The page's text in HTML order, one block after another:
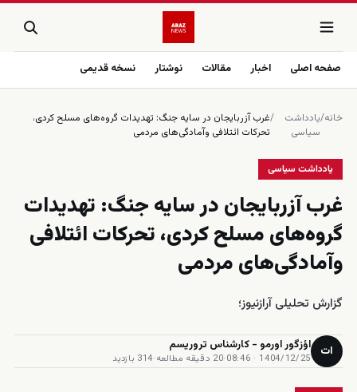
صفحه اصلی اخبار مقالات نوشتار نسخه قدیمی
خانه/یادداشت
سیاسی
/غرب آزربایجان در سایه جنگ: تهدیدات گروه‌های مسلح کردی،
تحرکات ائتلافی وآمادگی‌های مردمی
یادداشت سیاسی
غرب آزربایجان در سایه جنگ: تهدیدات
گروه‌های مسلح کردی، تحرکات ائتلافی
وآمادگی‌های مردمی
گزارش تحلیلی آرازنیوز؛
ات اؤزگور اورمو - کارشناس تروریسم
1404/12/25 · 08:46
·20 دقیقه مطالعه ·314 بازدید